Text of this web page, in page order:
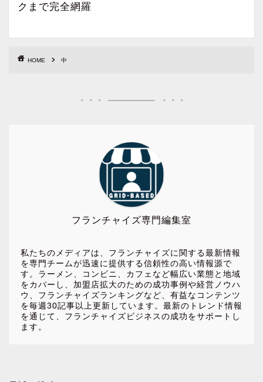
クまで完全網羅
HOME 中
フランチャイズ専門編集室
私たちのメディアは、フランチャイズに関する最新情報
を専門チームが迅速に提供する信頼性の高い情報源で
す。ラーメン、コンビニ、カフェなど幅広い業態と地域
をカバーし、加盟店拡大のための成功事例や経営ノウハ
ウ、フランチャイズランキングなど、有益なコンテンツ
を毎週30記事以上更新しています。最新のトレンド情報
を通じて、フランチャイズビジネスの成功をサポートし
ます。